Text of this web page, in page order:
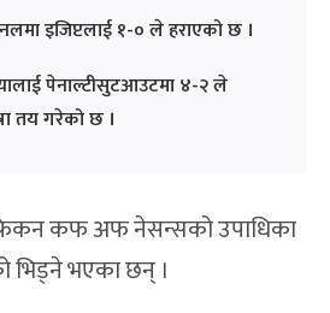
इजिप्टलाई १-० ले हराएको छ ।
पेनाल्टीसुटआउटमा ४-२ ले
तय गरेको छ ।
कफ अफ नेसन्सको उपाधिका
भिड्ने भएका छन् ।